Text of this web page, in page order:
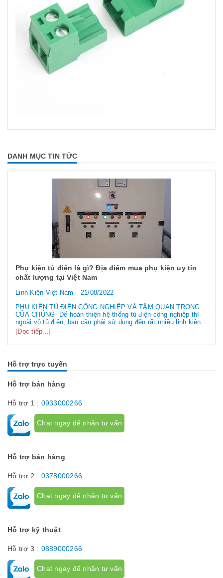
DANH MỤC TIN TỨC
Phụ kiện tủ điện là gì? Địa điểm mua phụ kiện uy tín
chất lượng tại Việt Nam
Linh Kiện Việt Nam
21/08/2022
PHỤ KIỆN TỦ ĐIỆN CÔNG NGHIỆP VÀ TẦM QUAN TRỌNG
CỦA CHÚNG Để hoàn thiện hệ thống tủ điện công nghiệp thì
ngoài vỏ tủ điện, bạn cần phải sử dụng đến rất nhiều linh kiện
tủ điện công nghiệp khác nhau. Vậy các loại phụ kiện tủ điện
công nghiệp bao gồm những gì? Chúng có tác dụng như thế
nào hãy...
[Đọc tiếp...]
Hỗ trợ trực tuyến
Hỗ trợ bán hàng
Hỗ trợ 1 : 0933000266
Chat ngay để nhận tư vấn
Hỗ trợ bán hàng
Hỗ trợ 2 : 0378000266
Chat ngay để nhận tư vấn
Hỗ trợ kỹ thuật
Hỗ trợ 3 : 0889000266
Chat ngay để nhận tư vấn